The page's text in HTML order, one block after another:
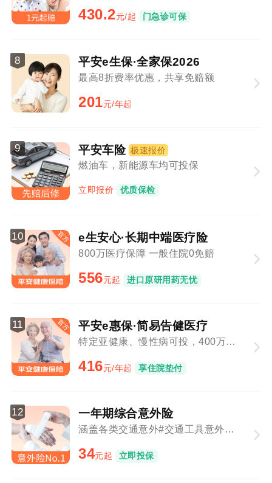
430.2元/起 门急诊可保
8 平安e生保·全家保2026
最高8折费率优惠，共享免赔额
201元/年起
9 平安车险 极速报价
燃油车，新能源车均可投保
立即报价 优质保检
10 e生安心·长期中端医疗险
800万医疗保障 一般住院0免赔
556元起 进口原研用药无忧
11 平安e惠保·简易告健医疗
特定亚健康、慢性病可投，400万保障总额
416元/年起 享住院垫付
12 一年期综合意外险
涵盖各类交通意外#交通工具意外与意外事故叠加赔付
34元起 立即投保